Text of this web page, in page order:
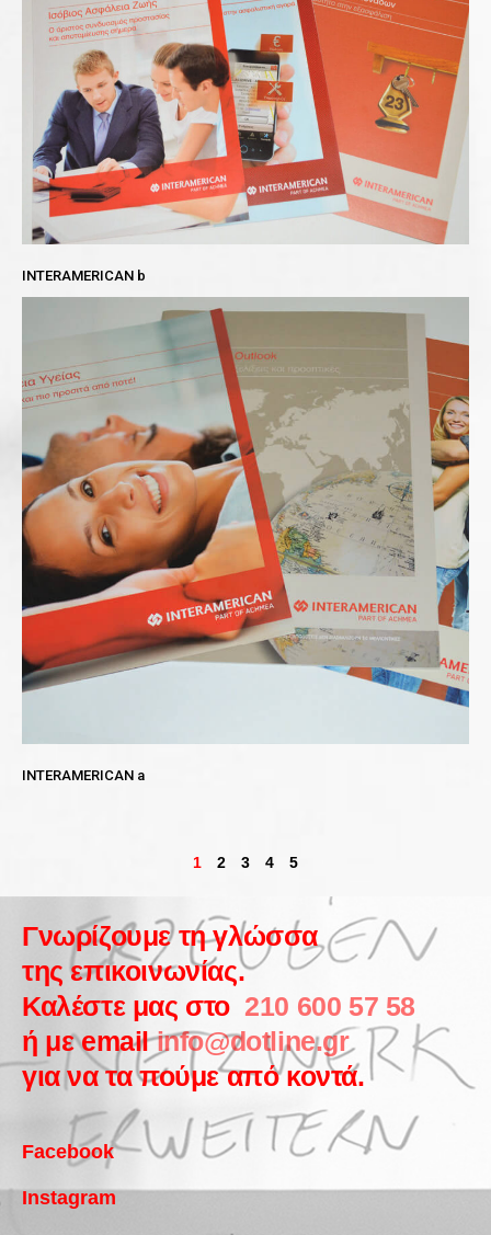
INTERAMERICAN b
INTERAMERICAN a
1 2 3 4 5
Γνωρίζουμε τη γλώσσα
της επικοινωνίας.
Καλέστε μας στο 210 600 57 58
ή με emailinfo@dotline.gr
για να τα πούμε από κοντά.
Facebook
Instagram